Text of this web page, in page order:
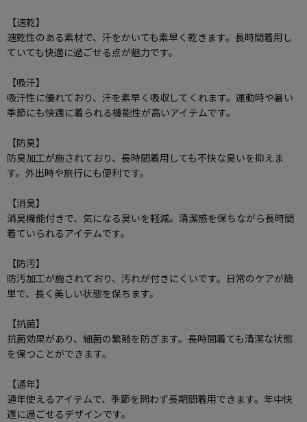
【速乾】
速乾性のある素材で、汗をかいても素早く乾きます。長時間着用し
ていても快適に過ごせる点が魅力です。
【吸汗】
吸汗性に優れており、汗を素早く吸収してくれます。運動時や暑い
季節にも快適に着られる機能性が高いアイテムです。
【防臭】
防臭加工が施されており、長時間着用しても不快な臭いを抑えま
す。外出時や旅行にも便利です。
【消臭】
消臭機能付きで、気になる臭いを軽減。清潔感を保ちながら長時間
着ていられるアイテムです。
【防汚】
防汚加工が施されており、汚れが付きにくいです。日常のケアが簡
単で、長く美しい状態を保ちます。
【抗菌】
抗菌効果があり、細菌の繁殖を防ぎます。長時間着ても清潔な状態
を保つことができます。
【通年】
通年使えるアイテムで、季節を問わず長期間着用できます。年中快
適に過ごせるデザインです。